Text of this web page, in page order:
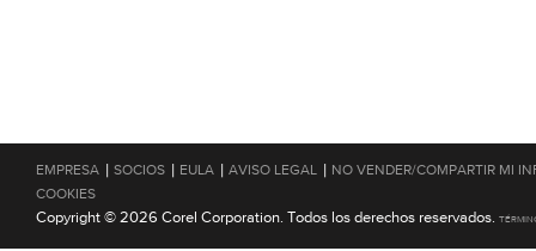
EMPRESA | SOCIOS | EULA | AVISO LEGAL | NO VENDER/COMPARTIR MI
COOKIES
Copyright © 2026 Corel Corporation. Todos los derechos reservados.